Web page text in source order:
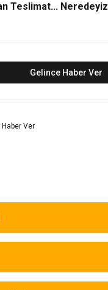
Teslimat...
Gelince Haber Ver
Haber Ver